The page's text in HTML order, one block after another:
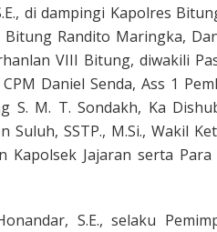
di dampingi Kapolres
Randito Maringka,
VIII Bitung, diwakili
Daniel Senda, Ass 1
S. M. T. Sondakh, Ka
Suluh, SSTP., M.Si., Wakil
Kapolsek Jajaran serta
S.E., selaku